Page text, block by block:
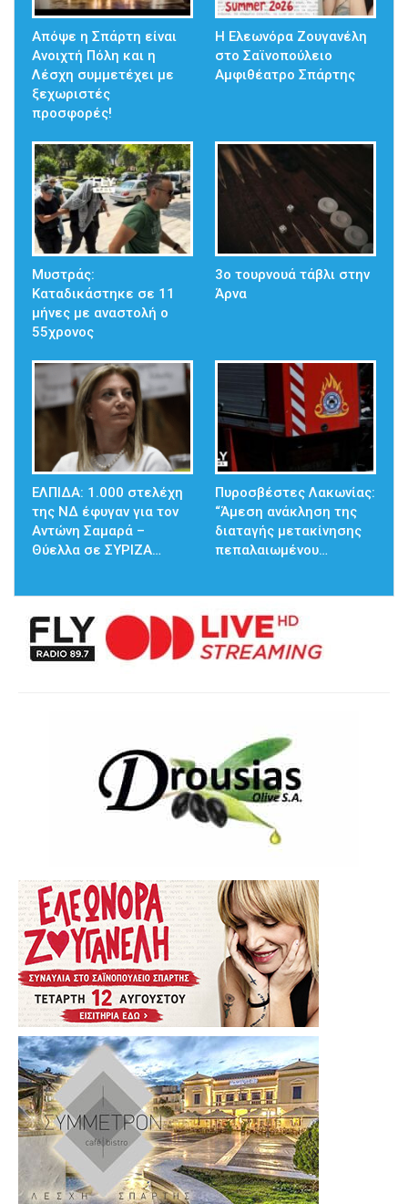
Απόψε η Σπάρτη είναι
Ανοιχτή Πόλη και η
Λέσχη συμμετέχει με
ξεχωριστές
προσφορές!
Η Ελεωνόρα Ζουγανέλη
στο Σαϊνοπούλειο
Αμφιθέατρο Σπάρτης
Μυστράς:
Καταδικάστηκε σε 11
μήνες με αναστολή ο
55χρονος
3ο τουρνουά τάβλι στην
Άρνα
ΕΛΠΙΔΑ: 1.000 στελέχη
της ΝΔ έφυγαν για τον
Αντώνη Σαμαρά –
Θύελλα σε ΣΥΡΙΖΑ…
Πυροσβέστες Λακωνίας:
“Άμεση ανάκληση της
διαταγής μετακίνησης
πεπαλαιωμένου…